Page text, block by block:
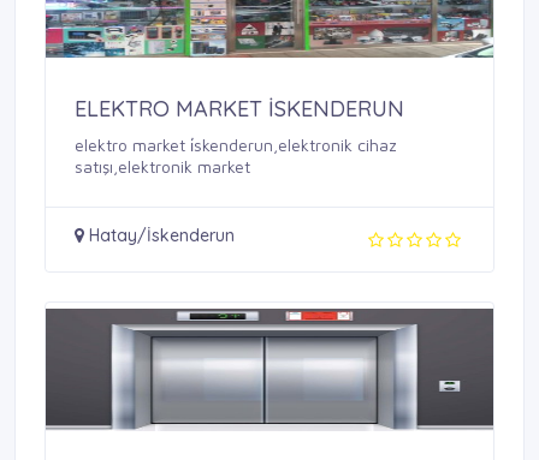
ELEKTRO MARKET İSKENDERUN
elektro market i̇skenderun,elektronik cihaz
satışı,elektronik market
Hatay/İskenderun